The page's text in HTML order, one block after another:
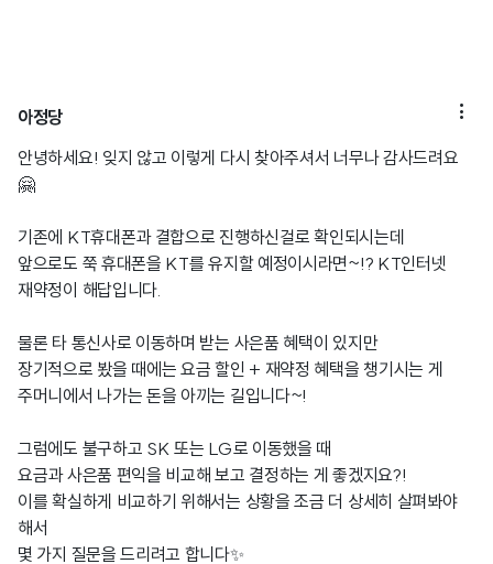
아정당 
안녕하세요! 잊지 않고 이렇게 다시 찾아주셔서 너무나 감사드려요
🤗
기존에 KT휴대폰과 결합으로 진행하신걸로 확인되시는데
앞으로도 쭉 휴대폰을 KT를 유지할 예정이시라면~!? KT인터넷
재약정이 해답입니다.
물론 타 통신사로 이동하며 받는 사은품 혜택이 있지만
장기적으로 봤을 때에는 요금 할인 + 재약정 혜택을 챙기시는 게
주머니에서 나가는 돈을 아끼는 길입니다~!
그럼에도 불구하고 SK 또는 LG로 이동했을 때
요금과 사은품 편익을 비교해 보고 결정하는 게 좋겠지요?!
이를 확실하게 비교하기 위해서는 상황을 조금 더 상세히 살펴봐야
해서
몇 가지 질문을 드리려고 합니다✨